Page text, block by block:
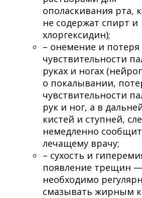
ополаскивания рта,
не содержат спирт и
хлоргексидин);
– онемение и потеря
чувствительности
руках и ногах
о покалывании,
чувствительности
рук и ног, а в
кистей и ступней,
немедленно
лечащему врачу;
– сухость и
появление трещин
необходимо
смазывать жирным